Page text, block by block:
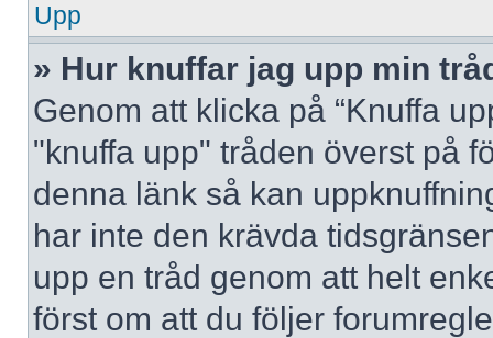
Upp
» Hur knuffar jag upp min
Genom att klicka på “Knuffa
"knuffa upp" tråden överst på
denna länk så kan
har inte den krävda
upp en tråd genom att helt
först om att du följer